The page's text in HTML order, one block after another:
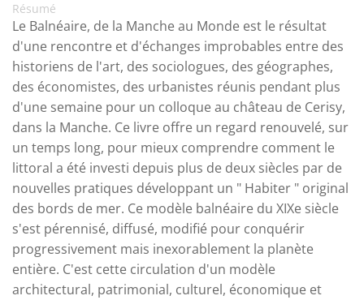
Résumé
Le Balnéaire, de la Manche au Monde est le résultat
d'une rencontre et d'échanges improbables entre des
historiens de l'art, des sociologues, des géographes,
des économistes, des urbanistes réunis pendant plus
d'une semaine pour un colloque au château de Cerisy,
dans la Manche. Ce livre offre un regard renouvelé, sur
un temps long, pour mieux comprendre comment le
littoral a été investi depuis plus de deux siècles par de
nouvelles pratiques développant un " Habiter " original
des bords de mer. Ce modèle balnéaire du XIXe siècle
s'est pérennisé, diffusé, modifié pour conquérir
progressivement mais inexorablement la planète
entière. C'est cette circulation d'un modèle
architectural, patrimonial, culturel, économique et